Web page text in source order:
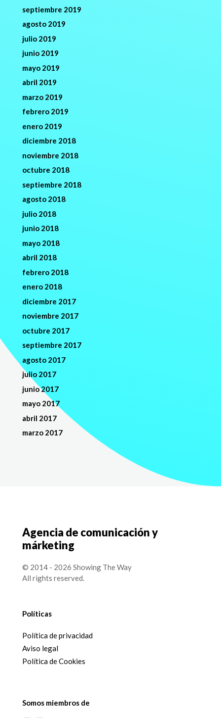
septiembre 2019
agosto 2019
julio 2019
junio 2019
mayo 2019
abril 2019
marzo 2019
febrero 2019
enero 2019
diciembre 2018
noviembre 2018
octubre 2018
septiembre 2018
agosto 2018
julio 2018
junio 2018
mayo 2018
abril 2018
febrero 2018
enero 2018
diciembre 2017
noviembre 2017
octubre 2017
septiembre 2017
agosto 2017
julio 2017
junio 2017
mayo 2017
abril 2017
marzo 2017
Agencia de comunicación y
márketing
© 2014 - 2026 Showing The Way
All rights reserved.
Políticas
Política de privacidad
Aviso legal
Política de Cookies
Somos miembros de